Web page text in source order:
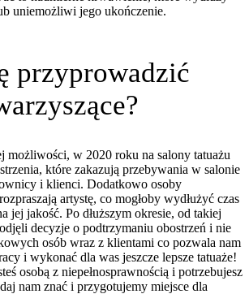
uniemożliwi jego ukończenie.
przyprowadzić
możliwości, w 2020 roku na salony tatuażu
które zakazują przebywania w salonie
i klienci. Dodatkowo osoby
artystę, co mogłoby wydłużyć czas
jej jakość. Po dłuższym okresie, od takiej
decyzje o podtrzymaniu obostrzeń i nie
osób wraz z klientami co pozwala nam
i wykonać dla was jeszcze lepsze tatuaże!
osobą z niepełnosprawnością i potrzebujesz
nam znać i przygotujemy miejsce dla